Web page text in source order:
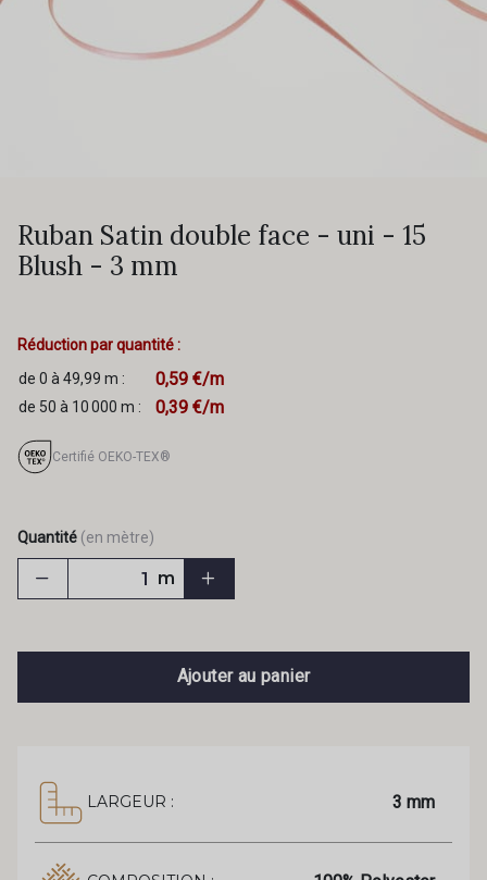
Ruban Satin double face - uni - 15
Blush - 3 mm
Réduction par quantité :
de 0 à 49,99 m :
0,59 €/m
de 50 à 10 000 m : 0,39 €/m
Certifié OEKO-TEX®
Quantité (en mètre)
m
Ajouter au panier
LARGEUR : 3 mm